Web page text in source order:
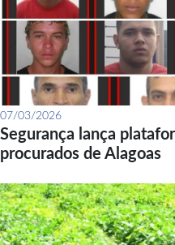
07/03/2026
Segurança lança
procurados de Alagoas